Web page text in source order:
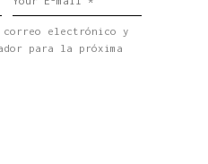
correo electrónico y
para la próxima